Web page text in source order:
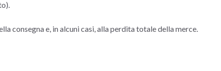
consegna e, in alcuni casi, alla perdita totale della merce.